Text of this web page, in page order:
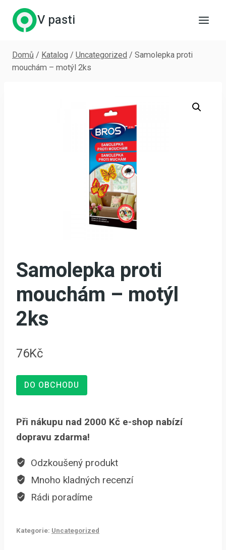
Přeskočit
V pasti
Domů / Katalog / Uncategorized / Samolepka proti
mouchám – motýl 2ks
Samolepka proti
mouchám – motýl
2ks
76Kč
DO OBCHODU
Při nákupu nad 2000 Kč e-shop nabízí
dopravu zdarma!
Odzkoušený produkt
Mnoho kladných recenzí
Rádi poradíme
Kategorie: Uncategorized